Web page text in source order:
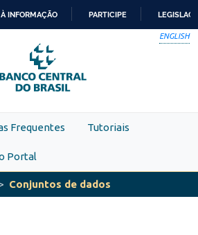
PARA
O
CONTEÚDO
INFORMAÇÃO PARTICIPE
ENGLISH
Frequentes Tutoriais
Portal
Conjuntos de dados